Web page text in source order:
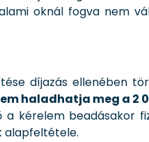
oknál fogva nem
díjazás ellenében
haladhatja meg a 2
kérelem beadásakor
alapfeltétele.